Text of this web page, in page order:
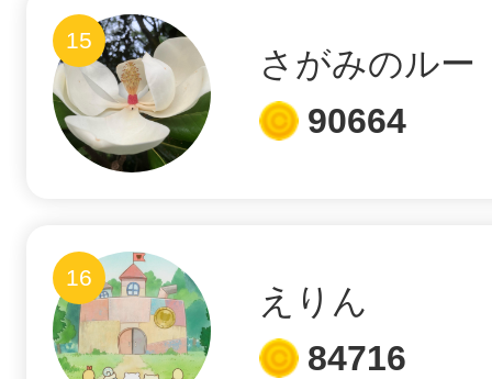
15
さがみのルー
90664
16
えりん
84716
©︎ KAYAC Inc.